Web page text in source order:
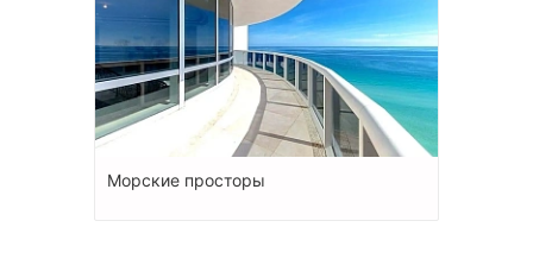
Морские просторы